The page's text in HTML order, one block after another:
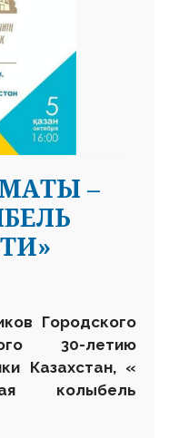
–
Городского
30-летию
Казахстан, «
колыбель